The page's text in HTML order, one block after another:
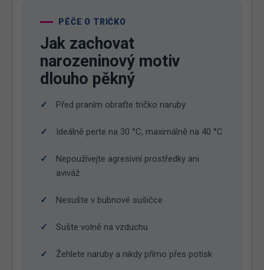
PÉČE O TRIČKO
Jak zachovat
narozeninový motiv
dlouho pěkný
Před praním obraťte tričko naruby
Ideálně perte na 30 °C, maximálně na 40 °C
Nepoužívejte agresivní prostředky ani
aviváž
Nesušte v bubnové sušičce
Sušte volně na vzduchu
Žehlete naruby a nikdy přímo přes potisk